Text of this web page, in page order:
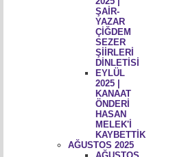
ŞAİR-
YAZAR
ÇİĞDEM
SEZER
ŞİİRLERİ
DİNLETİSİ
EYLÜL
2025 |
KANAAT
ÖNDERİ
HASAN
MELEK'İ
KAYBETTİK
AĞUSTOS 2025